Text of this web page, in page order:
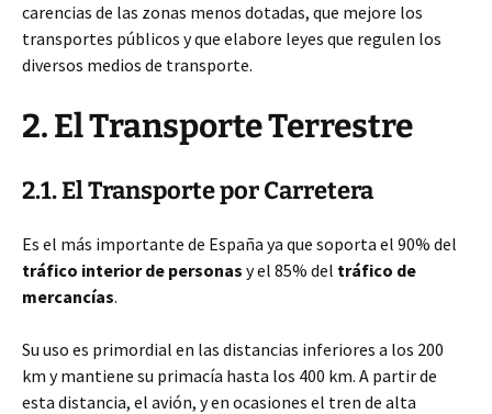
carencias de las zonas menos dotadas, que mejore los
transportes públicos y que elabore leyes que regulen los
diversos medios de transporte.
2. El Transporte Terrestre
2.1. El Transporte por Carretera
Es el más importante de España ya que soporta el 90% del
tráfico interior de personas y el 85% del tráfico de
mercancías.
Su uso es primordial en las distancias inferiores a los 200
km y mantiene su primacía hasta los 400 km. A partir de
esta distancia, el avión, y en ocasiones el tren de alta